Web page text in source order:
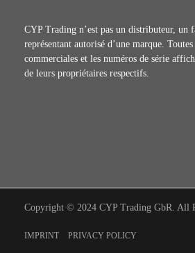
CYP Trading n’est pas un distributeur, un
représentant autorisé d’une marque.
commerciales et les numéros de série
de leurs propriétaires respectifs.
Copyright © 2024 CYP Trading GbR. All
IMPRINT PRIVACY POLICY